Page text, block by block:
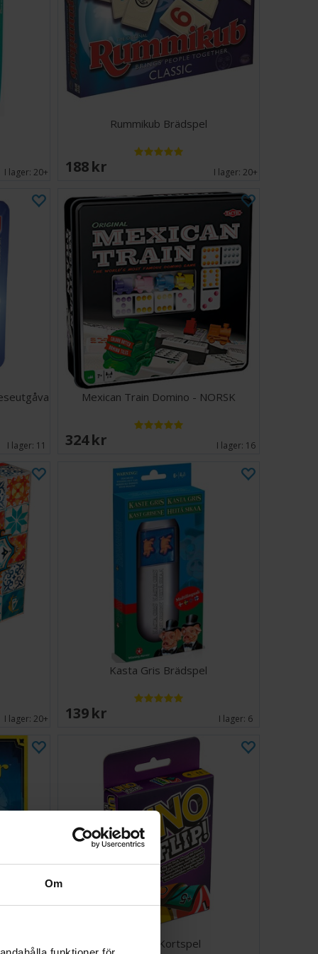
Om
åldrar
spel, vackra illustrationer och ett stort antal djur
mer än bara en frågesport - det är en resa genom
en kvalificerad gissning i taget.
I lager:20+
Rummikub Brädspel
188 SEK I lager:20+
I lager: 11
Mexican Train Domino - NORSK
324 SEK I lager: 16
I lager:20+
Kasta Gris Brädspel
139 SEK I lager: 6
Uno Flip Kortspel